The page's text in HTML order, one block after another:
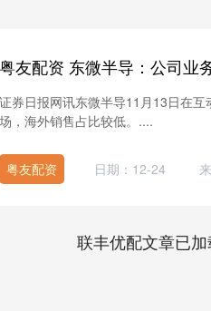
粤友配资 东微半导：公司业
证券日报网讯东微半导11月13日在
场，海外销售占比较低。....
粤友配资 日期：12-24
联丰优配文章已